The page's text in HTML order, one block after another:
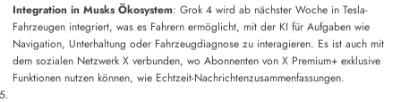
Integration in Musks Ökosystem: Grok 4 wird ab nächster Woche in Tesla-
Fahrzeugen integriert, was es Fahrern ermöglicht, mit der KI für Aufgaben wie
Navigation, Unterhaltung oder Fahrzeugdiagnose zu interagieren. Es ist auch mit
dem sozialen Netzwerk X verbunden, wo Abonnenten von X Premium+ exklusive
Funktionen nutzen können, wie Echtzeit-Nachrichtenzusammenfassungen.